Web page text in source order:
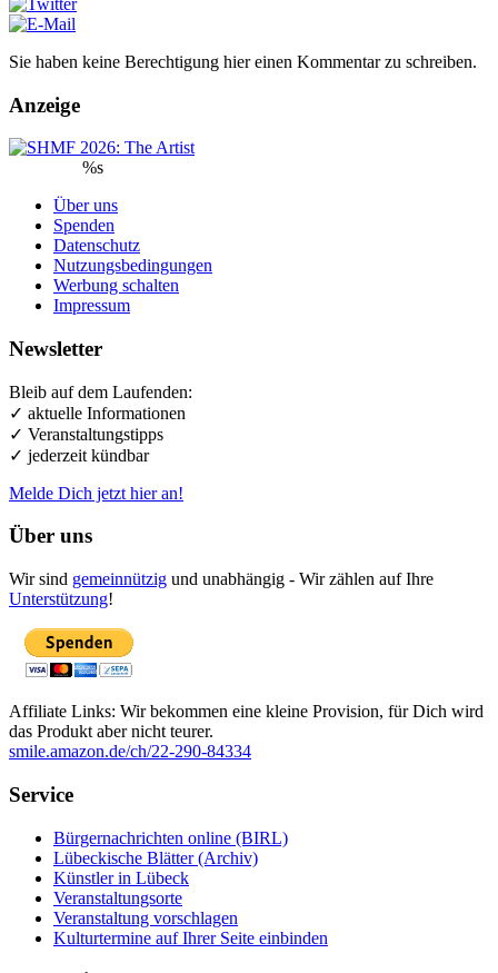
Sie haben keine Berechtigung hier einen Kommentar zu schreiben.
Anzeige
%s
Über uns
Spenden
Datenschutz
Nutzungsbedingungen
Werbung schalten
Impressum
Newsletter
Bleib auf dem Laufenden:
✓ aktuelle Informationen
✓ Veranstaltungstipps
✓ jederzeit kündbar
Melde Dich jetzt hier an!
Über uns
Wir sind gemeinnützig und unabhängig - Wir zählen auf Ihre
Unterstützung!
Affiliate Links: Wir bekommen eine kleine Provision, für Dich wird
das Produkt aber nicht teurer.
smile.amazon.de/ch/22-290-84334
Service
Bürgernachrichten online (BIRL)
Lübeckische Blätter (Archiv)
Künstler in Lübeck
Veranstaltungsorte
Veranstaltung vorschlagen
Kulturtermine auf Ihrer Seite einbinden